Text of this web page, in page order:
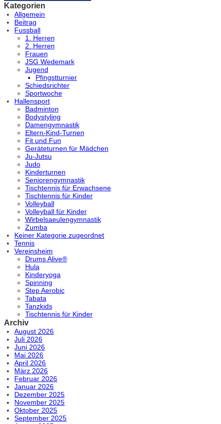
Kategorien
Allgemein
Beitrag
Fussball
1. Herren
2. Herren
Frauen
JSG Wedemark
Jugend
Pfingstturnier
Schiedsrichter
Sportwoche
Hallensport
Badminton
Bodystyling
Damengymnastik
Eltern-Kind-Turnen
Fit und Fun
Geräteturnen für Mädchen
Ju-Jutsu
Judo
Kinderturnen
Seniorengymnastik
Tischtennis für Erwachsene
Tischtennis für Kinder
Volleyball
Volleyball für Kinder
Wirbelsaeulengymnastik
Zumba
Keiner Kategorie zugeordnet
Tennis
Vereinsheim
Drums Alive®
Hula
Kinderyoga
Spinning
Step Aerobic
Tabata
Tanzkids
Tischtennis für Kinder
Archiv
August 2026
Juli 2026
Juni 2026
Mai 2026
April 2026
März 2026
Februar 2026
Januar 2026
Dezember 2025
November 2025
Oktober 2025
September 2025